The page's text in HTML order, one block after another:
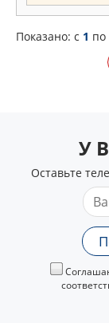
Показано: c 1 по
У
Оставьте